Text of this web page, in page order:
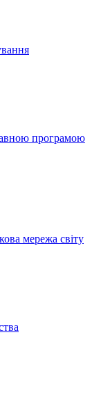
програмою
мережа світу